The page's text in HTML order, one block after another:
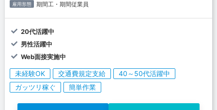
雇用形態 期間工・期間従業員
20代活躍中
男性活躍中
Web面接実施中
未経験OK 交通費規定支給
40～50代活躍中
ガッツリ稼ぐ
簡単作業